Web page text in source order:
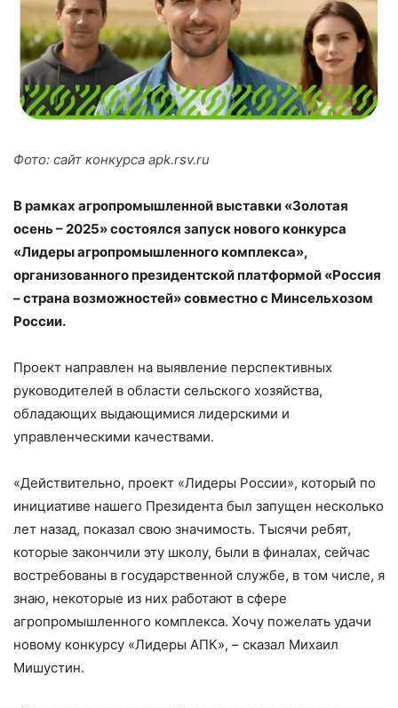
Фото: сайт конкурса apk.rsv.ru
В рамках агропромышленной выставки «Золотая
осень – 2025» состоялся запуск нового конкурса
«Лидеры агропромышленного комплекса»,
организованного президентской платформой «Россия
– страна возможностей» совместно с Минсельхозом
России.
Проект направлен на выявление перспективных
руководителей в области сельского хозяйства,
обладающих выдающимися лидерскими и
управленческими качествами.
«Действительно, проект «Лидеры России», который по
инициативе нашего Президента был запущен несколько
лет назад, показал свою значимость. Тысячи ребят,
которые закончили эту школу, были в финалах, сейчас
востребованы в государственной службе, в том числе, я
знаю, некоторые из них работают в сфере
агропромышленного комплекса. Хочу пожелать удачи
новому конкурсу «Лидеры АПК», – сказал Михаил
Мишустин.